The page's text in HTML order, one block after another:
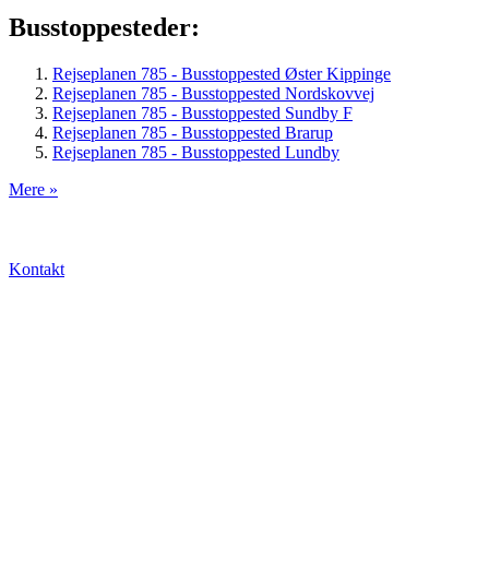
Busstoppesteder:
Rejseplanen 785 - Busstoppested Øster Kippinge
Rejseplanen 785 - Busstoppested Nordskovvej
Rejseplanen 785 - Busstoppested Sundby F
Rejseplanen 785 - Busstoppested Brarup
Rejseplanen 785 - Busstoppested Lundby
Mere »
Kontakt